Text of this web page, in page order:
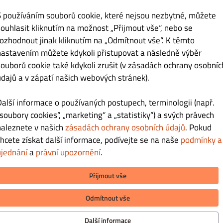
Informujte mě o aktuálních nabídkách e-mailem.
na tlačítko „Registrovat“ dáváte najevo, že souhlasíte s
zásadami ochrany osobních
údajů tohoto webu.
Zaregistrovat se
Přihlášení
používáním souborů cookie, které nejsou nezbytné, můžete
kliknutím na možnost „Přijmout vše“, nebo se
jinak kliknutím na „Odmítnout vše“. K těmto
můžete kdykoli přistupovat a následně výběr
cookie také kdykoli zrušit (v zásadách ochrany
a v zápatí našich webových stránek).
informace o používaných postupech, terminologii (např.
cookies“, „marketing“ a „statistiky“) a svých právech
v našichzásadách ochrany osobních údajů. Pokud
získat další informace, podívejte se na naše podmínky a
aprávní upozornění.
Přijmout vše
Odmítnout vše
Další informace